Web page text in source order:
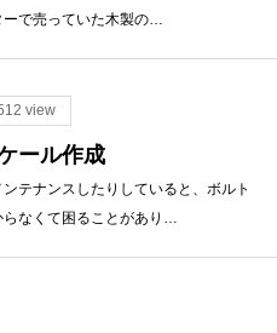
ーで売っていた木製の…
view
ール作成
テナンスしたりしていると、ボルト
なくて困ることがあり…